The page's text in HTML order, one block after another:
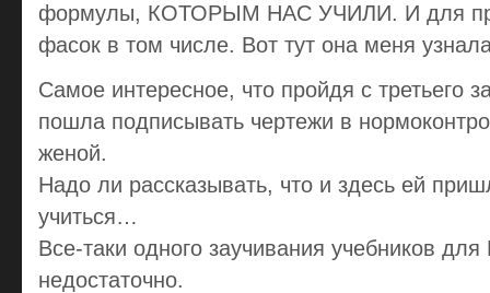
формулы, КОТОРЫМ НАС УЧИЛИ. И для
фасок в том числе. Вот тут она меня
Самое интересное, что пройдя с третьего
пошла подписывать чертежи в
женой.
Надо ли рассказывать, что и здесь ей
учиться…
Все-таки одного заучивания учебников
недостаточно.